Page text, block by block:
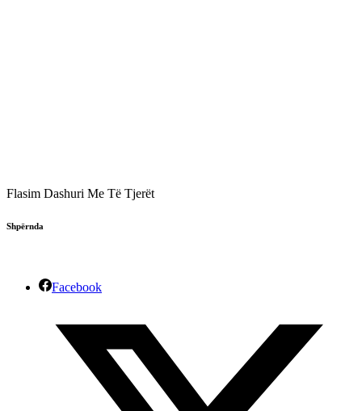
Flasim Dashuri Me Të Tjerët
Shpërnda
Facebook